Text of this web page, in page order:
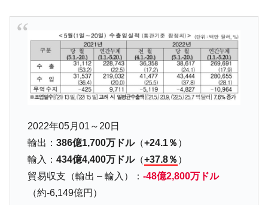
07月販売台数は去年のほぼ半分「71台」しか売れなかっ
た。『起亜』は9台だけ
『Money1』
韓国「信用赦免を何回やっても、何回やっ
ても」⇒ 257万人赦免したのに60万人がまた延滞者に転
『Money1』
韓国K9専用砲弾･装薬自動供給装甲車両･珍
体だけで410億ドル、輸出全体の41％もある
『Money1』
韓国･李在明「青年層の雇用状況が悪い。せ
や、若者に起業させよう」⇒ どんな雇用対策だソレ。
『Money1』
【韓国の外貨準備】2026年07月は4,279億ド
2022年05月01～20日
輸出： 386億1,700万ドル（+24.1％ ）
輸入： 434億4,400万ドル（+37.8％ ）
貿易収支（輸出 – 輸入）： -48億2,800万ドル
（約-6,149億円）